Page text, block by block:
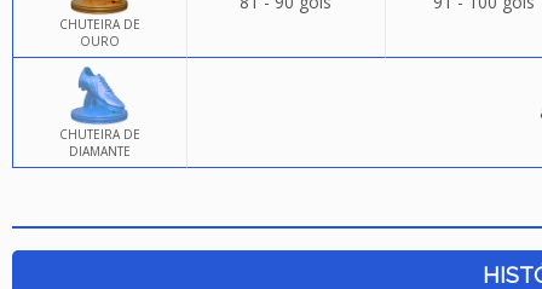
CHUTEIRA DE
OURO
CHUTEIRA DE
DIAMANTE